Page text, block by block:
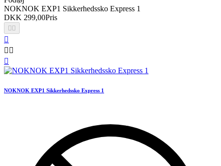
NOKNOK EXP1 Sikkerhedssko Express 1
DKK 299,00Pris


 

NOKNOK EXP1 Sikkerhedssko Express 1